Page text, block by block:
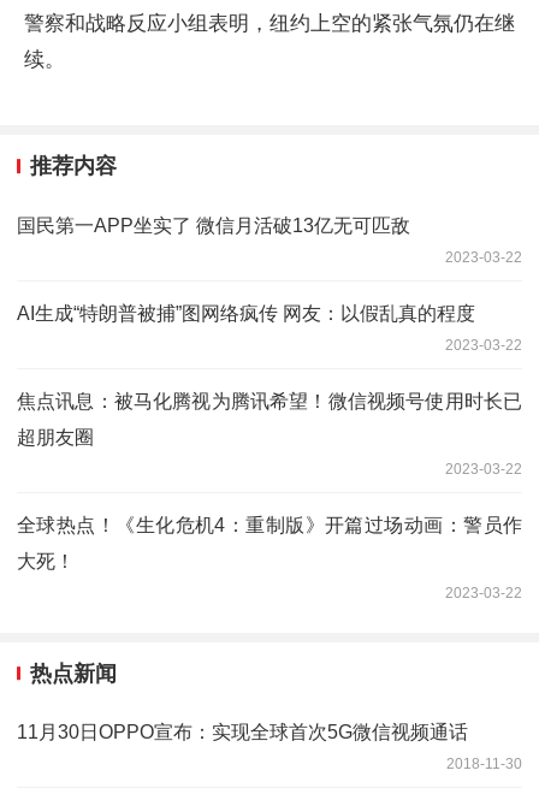
警察和战略反应小组表明，纽约上空的紧张气氛仍在继
续。
推荐内容
国民第一APP坐实了 微信月活破13亿无可匹敌
2023-03-22
AI生成“特朗普被捕”图网络疯传 网友：以假乱真的程度
2023-03-22
焦点讯息：被马化腾视为腾讯希望！微信视频号使用时长已
超朋友圈
2023-03-22
全球热点！《生化危机4：重制版》开篇过场动画：警员作
大死！
2023-03-22
热点新闻
11月30日OPPO宣布：实现全球首次5G微信视频通话
2018-11-30